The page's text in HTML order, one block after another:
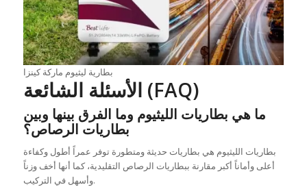
بطارية ليثيوم ماركة كينزا
الأسئلة الشائعة (FAQ)
ما هي بطاريات الليثيوم وما الفرق بينها وبين
بطاريات الرصاص؟
بطاريات الليثيوم هي بطاريات حديثة ومتطورة توفر عمراً أطول وكفاءة
أعلى وأماناً أكبر مقارنة ببطاريات الرصاص التقليدية، كما أنها أخف وزناً
وأسهل في التركيب.